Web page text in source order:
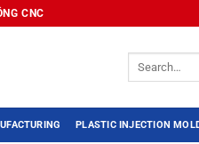
CNC
PLASTIC INJECTION